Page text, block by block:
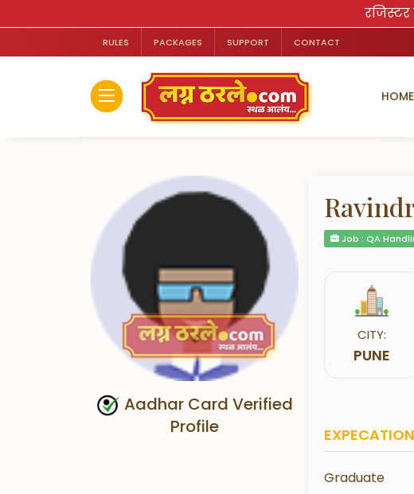
RULES PACKAGES SUPPORT CONTACT
HOME
Aadhar Card Verified
Profile
Job : QA
CITY:
PUNE
Graduate